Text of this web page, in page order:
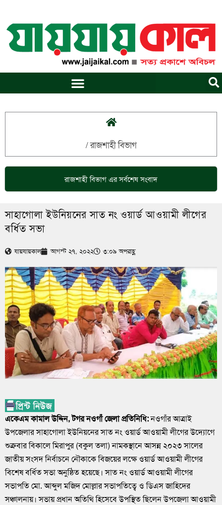
content
/রাজশাহী বিভাগ
রাজশাহী বিভাগ এর সর্বশেষ সংবাদ
সাহাগোলা ইউনিয়নের সাত নং ওয়ার্ড আওয়ামী লীগের
বর্ধিত সভা
যায়যায়কাল আগস্ট ২৭, ২০২২ ৩:০৯ অপরাহ্ণ
একেএম কামাল উদ্দিন, টগর নওগাঁ জেলা প্রতিনিধি:নওগাঁর আত্রাই
উপজেলার সাহাগোলা ইউনিয়নের সাত নং ওয়ার্ড আওয়ামী লীগের উদ্যোগে
শুক্রবার বিকালে মিরাপুর (বকুল তলা) নামকস্থানে আসন্ন ২০২৩ সালের
জাতীয় সংসদ নির্বাচনে নৌকাকে বিজয়ের লক্ষে ওয়ার্ড আওয়ামী লীগের
বিশেষ বর্ধিত সভা অনুষ্ঠিত হয়েছে। সাত নং ওয়ার্ড আওয়ামী লীগের
সভাপতি মো. আব্দুল মজিদ মোল্লার সভাপতিত্বে ও ডিএস জাহিদের
সঞ্চালনায়। সভায় প্রধান অতিথি হিসেবে উপস্থিত ছিলেন উপজেলা আওয়ামী